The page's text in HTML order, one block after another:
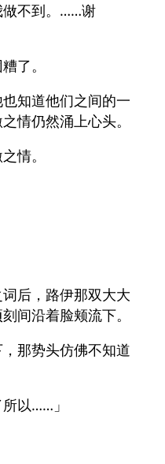
做不到。……谢
了。
知道他们之间的一
情仍然涌上心头。
情。
后，路伊那双大大
间沿着脸颊流下。
那势头仿佛不知道
以……」